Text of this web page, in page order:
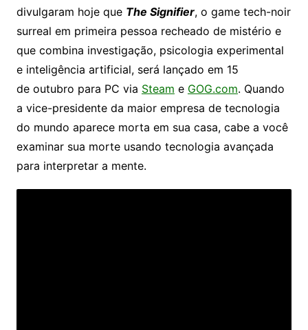
divulgaram hoje que The Signifier, o game tech-noir
surreal em primeira pessoa recheado de mistério e
que combina investigação, psicologia experimental
e inteligência artificial, será lançado em 15
de outubro para PC via Steam e GOG.com. Quando
a vice-presidente da maior empresa de tecnologia
do mundo aparece morta em sua casa, cabe a você
examinar sua morte usando tecnologia avançada
para interpretar a mente.